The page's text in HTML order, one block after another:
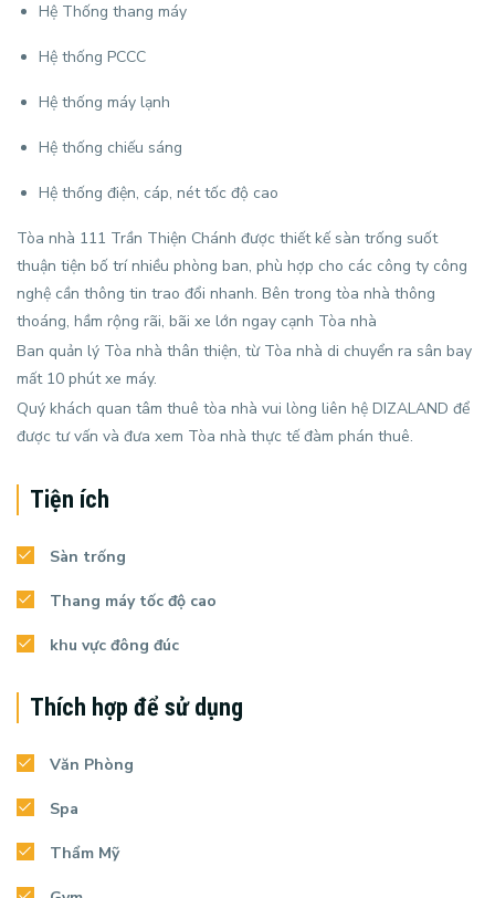
Hệ Thống thang máy
Hệ thống PCCC
Hệ thống máy lạnh
Hệ thống chiếu sáng
Hệ thống điện, cáp, nét tốc độ cao
Tòa nhà 111 Trần Thiện Chánh được thiết kế sàn trống suốt
thuận tiện bố trí nhiều phòng ban, phù hợp cho các công ty công
nghệ cần thông tin trao đổi nhanh. Bên trong tòa nhà thông
thoáng, hầm rộng rãi, bãi xe lớn ngay cạnh Tòa nhà
Ban quản lý Tòa nhà thân thiện, từ Tòa nhà di chuyển ra sân bay
mất 10 phút xe máy.
Quý khách quan tâm thuê tòa nhà vui lòng liên hệ DIZALAND để
được tư vấn và đưa xem Tòa nhà thực tế đàm phán thuê.
Tiện ích
Sàn trống
Thang máy tốc độ cao
khu vực đông đúc
Thích hợp để sử dụng
Văn Phòng
Spa
Thẩm Mỹ